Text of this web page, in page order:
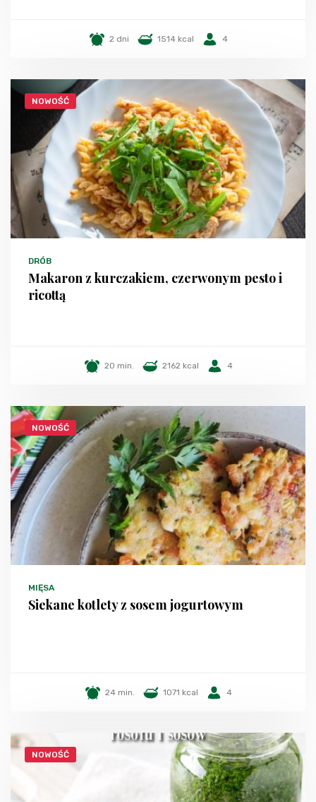
2 dni 1514 kcal 4
NOWOŚĆ
DRÓB
Makaron z kurczakiem, czerwonym pesto i
ricottą
20 min. 2162 kcal 4
NOWOŚĆ
MIĘSA
Siekane kotlety z sosem jogurtowym
24 min. 1071 kcal 4
NOWOŚĆ